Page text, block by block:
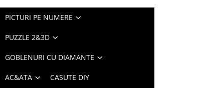
PICTURI PE NUMERE
PUZZLE 2&3D
GOBLENURI CU DIAMANTE
AC&ATA CASUTE DIY